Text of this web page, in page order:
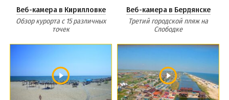
Веб-камера в Кирилловке
Обзор курорта с 15 различных
точек
Веб-камера в Бердянске
Третий городской пляж на
Слободке